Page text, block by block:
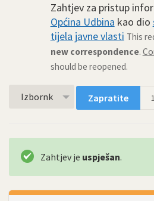
Zahtjev za pristup
Općina Udbina kao dio
tijela javne vlasti This
new correspondence.
should be reopened.
Izbornk Zapratite 1
Zahtjev je uspješan.